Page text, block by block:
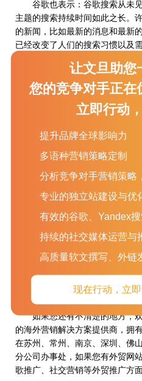
谷歌也表示：谷歌搜索从未见
主题的搜索持续时间如此之长。
的新闻，比如最新的消息和最新
已经改变了人们的搜索习惯以及需
人们通过谷歌寻求的信息是关
程服务的地方，或在线能购买到
谷歌这次给出的更新指南和过
所以如果各位站长发现自己网
关键词优化等)，当搜索者搜索某
能为之提供最全面的内容或解决
如果您还有不清楚的地方，欢
的海外营销解决方案提供商，拥
在苏州、常州、南京、深圳、佛
分公司办事处，如果您有外贸网站
歌推广、社交营销等外贸推广方
让文旦助您
您的竞争对手正在
立即行动
提升品牌全球影响力
多语种营销策略定制
分析竞争对手营销策略
专业的独立站建设与优
有效的谷歌、Yandex
持续的社交媒体运营与
高质量软文撰写、外链
现在行动，立